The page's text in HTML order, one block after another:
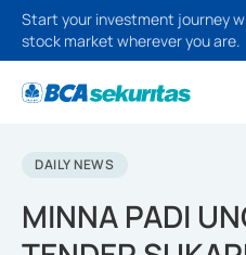
Start your investment journey
stock market wherever you are.
DAILY NEWS
MINNA PADI